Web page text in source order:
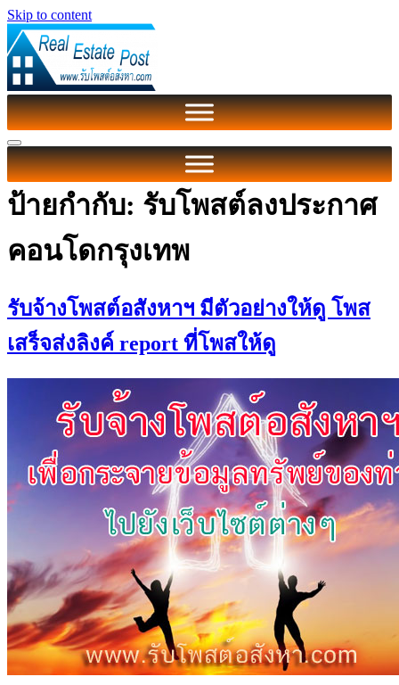
Skip to content
ป้ายกำกับ: รับโพสต์ลงประกาศ
คอนโดกรุงเทพ
รับจ้างโพสต์อสังหาฯ มีตัวอย่างให้ดู โพส
เสร็จส่งลิงค์ report ที่โพสให้ดู